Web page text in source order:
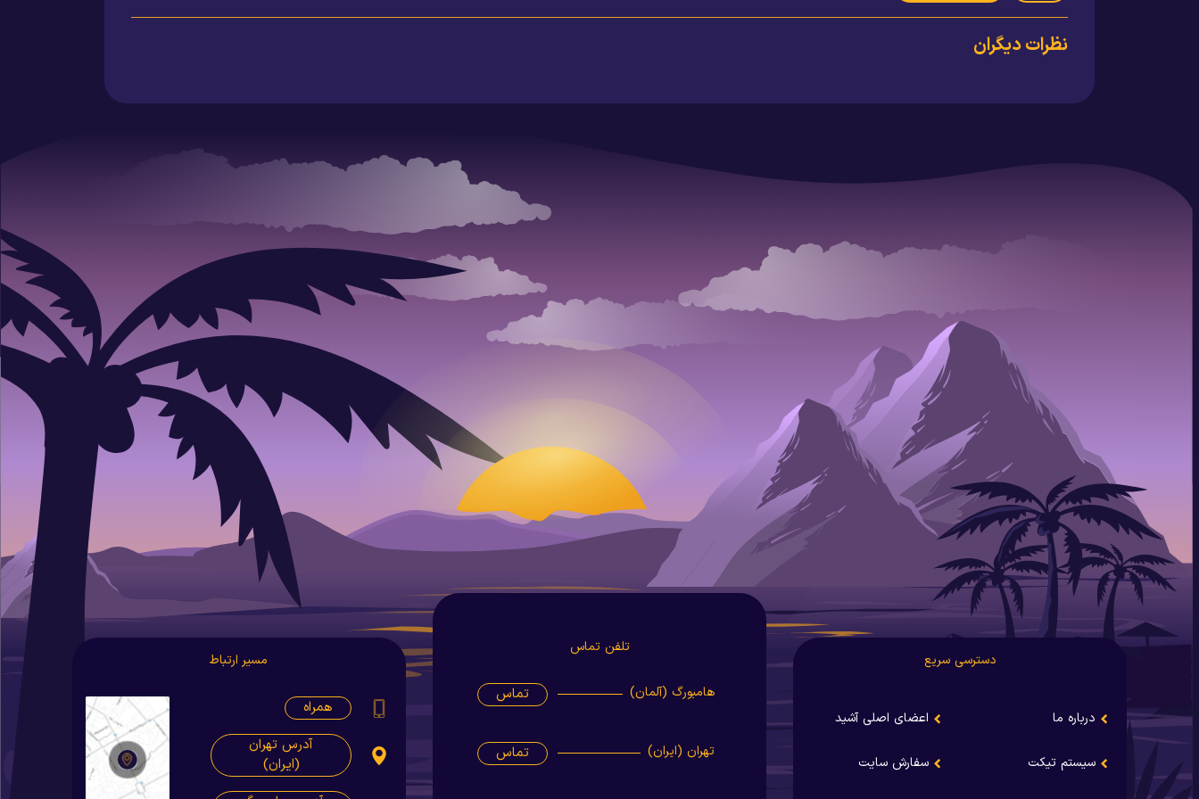
نظرات دیگران
دسترسی سریع
درباره ما اعضای اصلی آشید
سیستم تیکت سفارش سایت
تلفن تماس
هامبورگ (آلمان) تماس
تهران (ایران) تماس
مسیر ارتباط
همراه
آدرس تهران
(ایران)